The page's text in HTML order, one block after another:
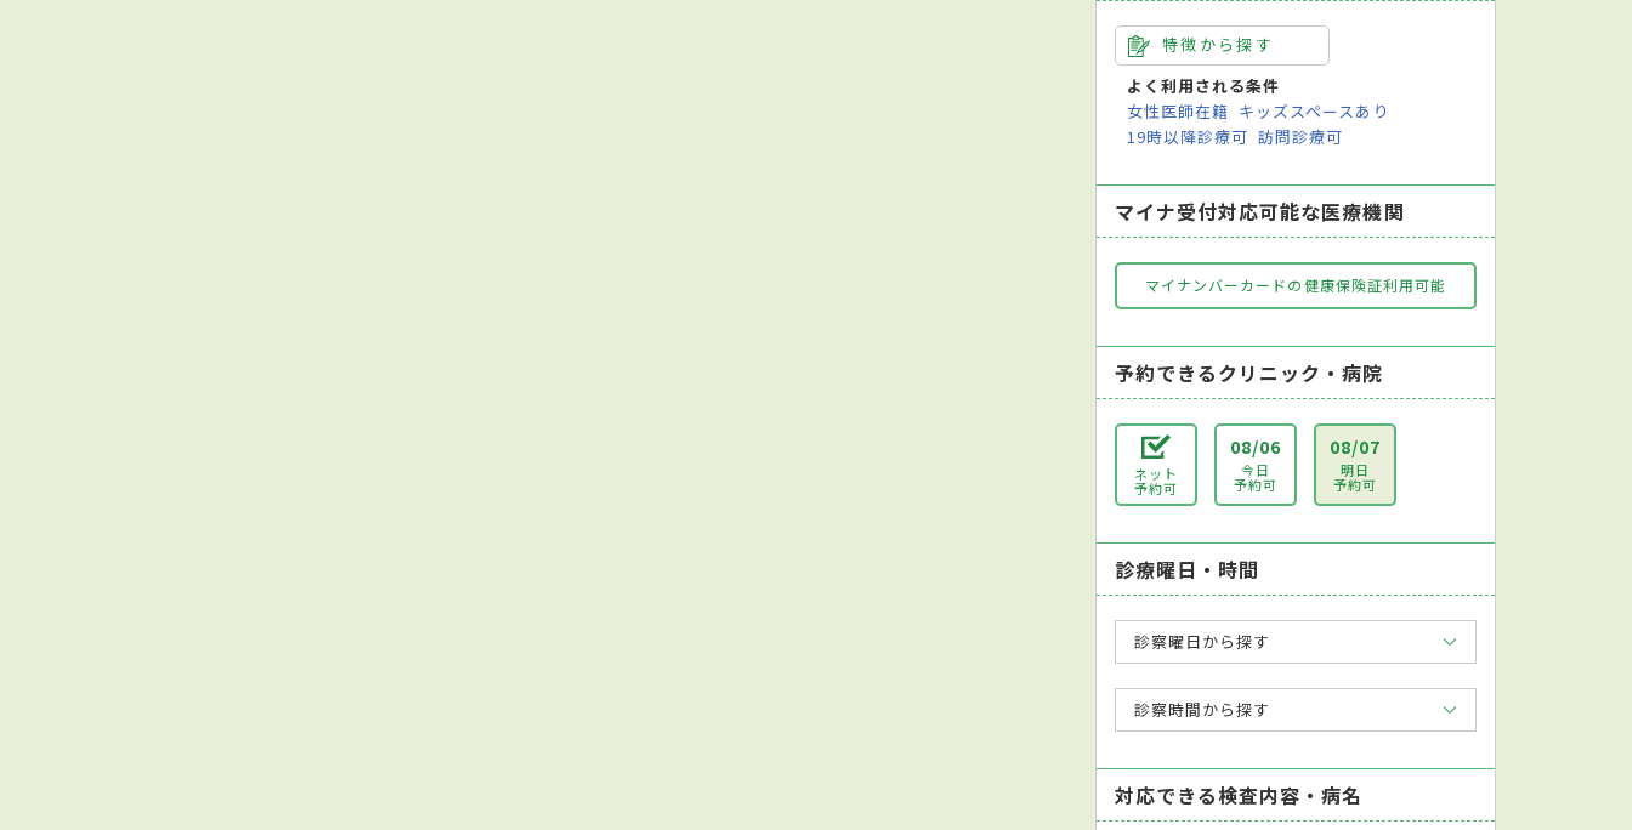
特徴から探す
よく利用される条件
女性医師在籍 キッズスペースあり
19時以降診療可 訪問診療可
マイナ受付対応可能な医療機関
マイナンバーカードの健康保険証利用可能
予約できるクリニック・病院
ネット
予約可
08/06
今日
予約可
08/07
明日
予約可
診療曜日・時間
診察曜日から探す
診察時間から探す
対応できる検査内容・病名